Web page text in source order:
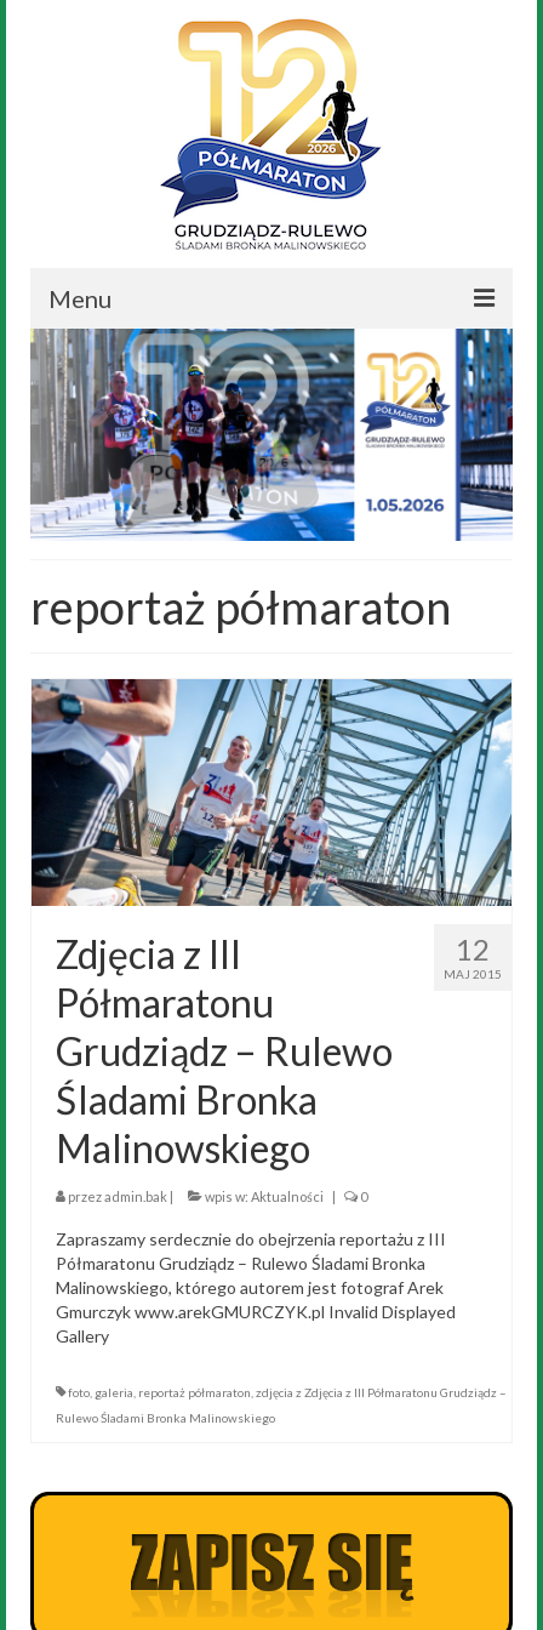
Menu
Aktualności
Nasz Bronek
Regulamin
Trasa Biegu
Wyniki
Galeria
Trening
Noclegi
Biegi dzieci
Kontakt
reportaż półmaraton
12
MAJ 2015
Zdjęcia z III
Półmaratonu
Grudziądz – Rulewo
Śladami Bronka
Malinowskiego
przezadmin.bak | wpis w: Aktualności | 0
Zapraszamy serdecznie do obejrzenia reportażu z III
Półmaratonu Grudziądz – Rulewo Śladami Bronka
Malinowskiego, którego autorem jest fotograf Arek
Gmurczyk www.arekGMURCZYK.pl Invalid Displayed
Gallery
foto galeria reportaż półmaraton zdjęcia z Zdjęcia z III Półmaratonu Grudziądz –
Rulewo Śladami Bronka Malinowskiego